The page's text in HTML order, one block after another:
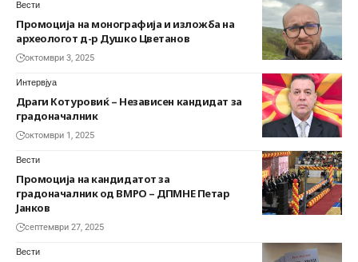
Вести
Промоција на монографија и изложба на
археологот д-р Душко Цветанов
октомври 3, 2025
Интервјуа
Драги Котуровиќ – Независен кандидат за
градоначалник
октомври 1, 2025
Вести
Промоција на кандидатот за
градоначалник од ВМРО – ДПМНЕ Петар
Јанков
септември 27, 2025
Вести